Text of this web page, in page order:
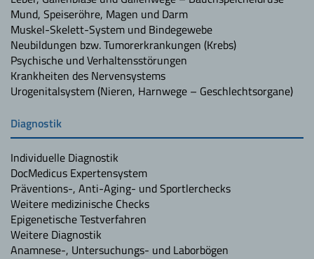
Mund, Speiseröhre, Magen und Darm
Muskel-Skelett-System und Bindegewebe
Neubildungen bzw. Tumorerkrankungen (Krebs)
Psychische und Verhaltensstörungen
Krankheiten des Nervensystems
Urogenitalsystem (Nieren, Harnwege – Geschlechtsorgane)
Diagnostik
Individuelle Diagnostik
DocMedicus Expertensystem
Präventions-, Anti-Aging- und Sportlerchecks
Weitere medizinische Checks
Epigenetische Testverfahren
Weitere Diagnostik
Anamnese-, Untersuchungs- und Laborbögen